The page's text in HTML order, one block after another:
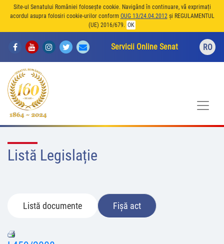
Site-ul Senatului României folosește cookie. Navigând în continuare, vă exprimați
acordul asupra folosiri cookie-urilor conform OUG 13/24.04.2012și REGULAMENTUL
(UE) 2016/679. OK
Servicii Online Senat RO
Listă Legislație
Listă documente Fișă act